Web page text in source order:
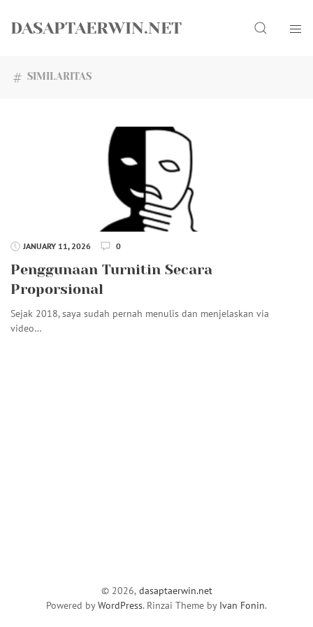
DASAPTAERWIN.NET Search
SIMILARITAS
JANUARY 11, 2026 0
Penggunaan Turnitin Secara
Proporsional
Sejak 2018, saya sudah pernah menulis dan menjelaskan via
video…
© 2026, dasaptaerwin.net
Powered byWordPress. Rinzai Theme by Ivan Fonin.